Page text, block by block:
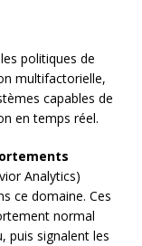
politiques de
multifactorielle,
capables de
en temps réel.
Analytics)
ce domaine. Ces
normal
puis signalent les